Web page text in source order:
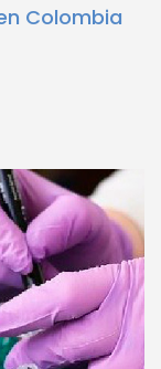
Colombia